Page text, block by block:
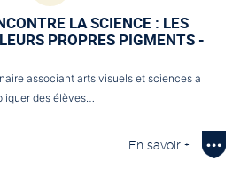
LA SCIENCE : LES
PROPRES PIGMENTS -
associant arts visuels et sciences a
des élèves…
En savoir +